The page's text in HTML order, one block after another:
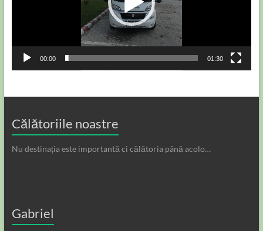
00:00 01:30
Călătoriile noastre
Nu destinația este importantă ci călătoria până acolo…
Gabriel